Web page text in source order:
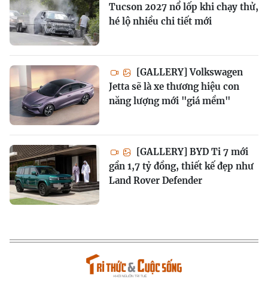
Tucson 2027 nổ lốp khi chạy thử,
hé lộ nhiều chi tiết mới
[GALLERY] Volkswagen
Jetta sẽ là xe thương hiệu con
năng lượng mới "giá mềm"
[GALLERY] BYD Ti 7 mới
gần 1,7 tỷ đồng, thiết kế đẹp như
Land Rover Defender